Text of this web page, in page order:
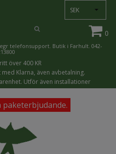
SEK
0
telefonsupport. Butik i Farhult. 042-
över 400 KR
Klarna, även avbetalning.
Utför även installationer
paketerbjudande.